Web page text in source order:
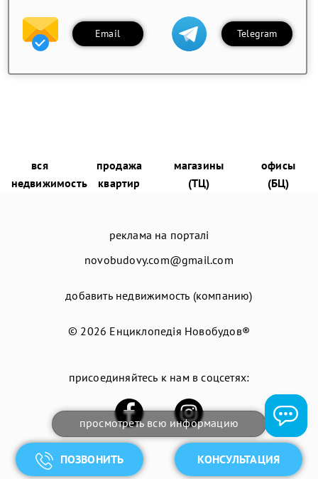
просмотреть всю информацию
КОНСУЛЬТАЦИЯ
ПОЗВОНИТЬ
Email Telegram
вся
недвижимость
продажа
квартир
магазины
(ТЦ)
офисы
(БЦ)
реклама на порталі
novobudovy.com@gmail.com
добавить недвижимость (компанию)
© 2026 Енциклопедія Новобудов®
присоединяйтесь к нам в соцсетях: